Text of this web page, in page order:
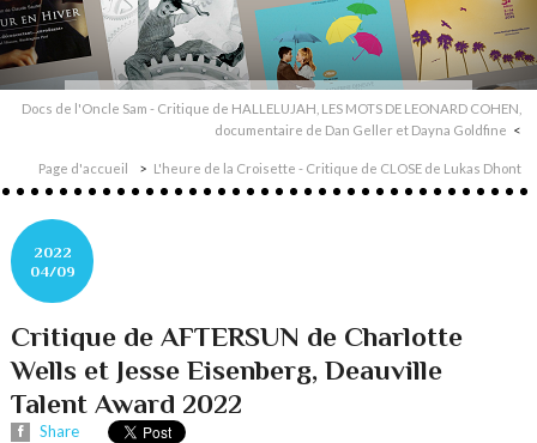
Docs de l'Oncle Sam - Critique de HALLELUJAH, LES MOTS DE LEONARD COHEN,
documentaire de Dan Geller et Dayna Goldfine
Page d'accueil L'heure de la Croisette - Critique de CLOSE de Lukas Dhont
2022
04/09
Critique de AFTERSUN de Charlotte
Wells et Jesse Eisenberg, Deauville
Talent Award 2022
Share